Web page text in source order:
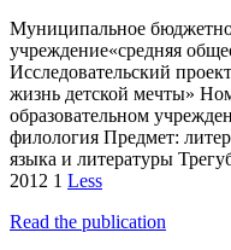
Муниципальное
учреждение«средняя
Исследовательский
жизнь детской мечты»
образовательном
филология Предмет:
языка и литературы
2012 1 Less
Read the publication